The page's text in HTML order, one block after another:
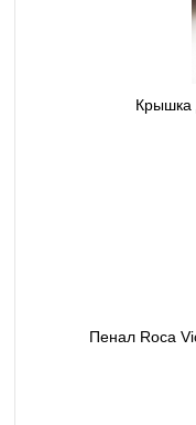
Крышка
Пенал Roca